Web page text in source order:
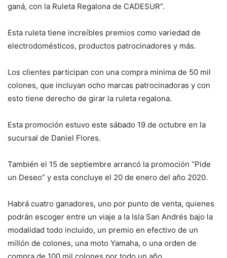
ganá, con la Ruleta Regalona de CADESUR”.
Esta ruleta tiene increíbles premios como variedad de
electrodomésticos, productos patrocinadores y más.
Los clientes participan con una compra mínima de 50 mil
colones, que incluyan ocho marcas patrocinadoras y con
esto tiene derecho de girar la ruleta regalona.
Esta promoción estuvo este sábado 19 de octubre en la
sucursal de Daniel Flores.
También el 15 de septiembre arrancó la promoción “Pide
un Deseo” y esta concluye el 20 de enero del año 2020.
Habrá cuatro ganadores, uno por punto de venta, quienes
podrán escoger entre un viaje a la Isla San Andrés bajo la
modalidad todo incluido, un premio en efectivo de un
millón de colones, una moto Yamaha, o una orden de